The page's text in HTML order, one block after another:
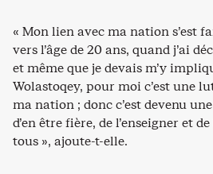
« Mon lien avec ma nation s’est
vers l’âge de 20 ans, quand j’ai
et même que je devais m’y
Wolastoqey, pour moi c’est une
ma nation ; donc c’est devenu
d’en être fière, de l’enseigner et
tous », ajoute-t-elle.